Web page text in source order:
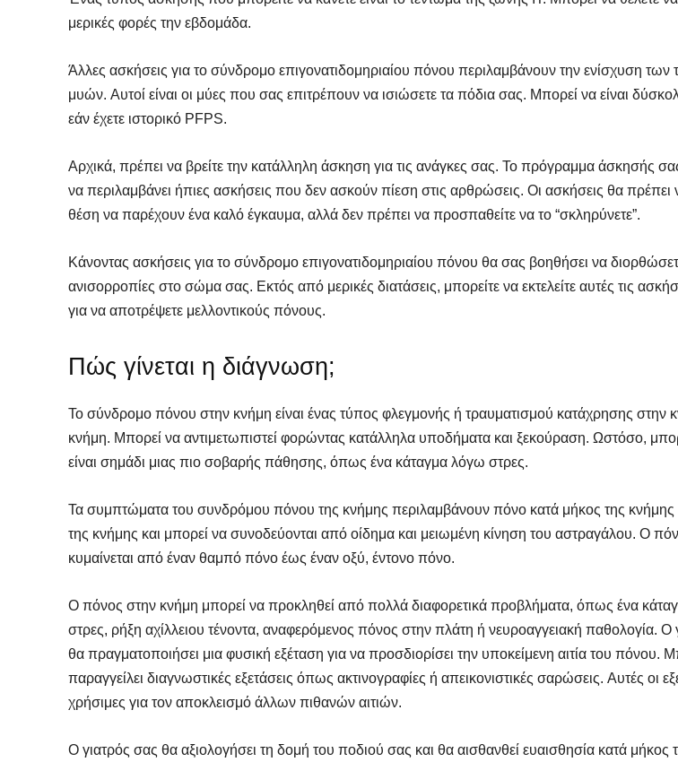
SELF FINDER
Βρες Γυμναστή, Διαιτολόγο,
Γιατρό & Φυσικοθεραπευτή
SELF FINDER
Βρες Γυμναστή, Διαιτολόγο,
Γιατρό & Φυσικοθεραπευτή
μερικές φορές την εβδομάδα.
Άλλες ασκήσεις για το σύνδρομο επιγονατιδομηριαίου πόνου περιλαμβάνουν την ενίσχυση των
μυών. Αυτοί είναι οι μύες που σας επιτρέπουν να ισιώσετε τα πόδια σας. Μπορεί να είναι
εάν έχετε ιστορικό PFPS.
Αρχικά, πρέπει να βρείτε την κατάλληλη άσκηση για τις ανάγκες σας. Το πρόγραμμα άσκησής
να περιλαμβάνει ήπιες ασκήσεις που δεν ασκούν πίεση στις αρθρώσεις. Οι ασκήσεις θα πρέπει
θέση να παρέχουν ένα καλό έγκαυμα, αλλά δεν πρέπει να προσπαθείτε να το “σκληρύνετε”.
Κάνοντας ασκήσεις για το σύνδρομο επιγονατιδομηριαίου πόνου θα σας βοηθήσει να
ανισορροπίες στο σώμα σας. Εκτός από μερικές διατάσεις, μπορείτε να εκτελείτε αυτές τις
για να αποτρέψετε μελλοντικούς πόνους.
Πώς γίνεται η διάγνωση;
Το σύνδρομο πόνου στην κνήμη είναι ένας τύπος φλεγμονής ή τραυματισμού κατάχρησης στην
κνήμη. Μπορεί να αντιμετωπιστεί φορώντας κατάλληλα υποδήματα και ξεκούραση. Ωστόσο,
είναι σημάδι μιας πιο σοβαρής πάθησης, όπως ένα κάταγμα λόγω στρες.
Τα συμπτώματα του συνδρόμου πόνου της κνήμης περιλαμβάνουν πόνο κατά μήκος της κνήμης
της κνήμης και μπορεί να συνοδεύονται από οίδημα και μειωμένη κίνηση του αστραγάλου. Ο
κυμαίνεται από έναν θαμπό πόνο έως έναν οξύ, έντονο πόνο.
Ο πόνος στην κνήμη μπορεί να προκληθεί από πολλά διαφορετικά προβλήματα, όπως ένα
στρες, ρήξη αχίλλειου τένοντα, αναφερόμενος πόνος στην πλάτη ή νευροαγγειακή παθολογία. Ο
θα πραγματοποιήσει μια φυσική εξέταση για να προσδιορίσει την υποκείμενη αιτία του πόνου.
παραγγείλει διαγνωστικές εξετάσεις όπως ακτινογραφίες ή απεικονιστικές σαρώσεις. Αυτές οι
χρήσιμες για τον αποκλεισμό άλλων πιθανών αιτιών.
Ο γιατρός σας θα αξιολογήσει τη δομή του ποδιού σας και θα αισθανθεί ευαισθησία κατά μήκος